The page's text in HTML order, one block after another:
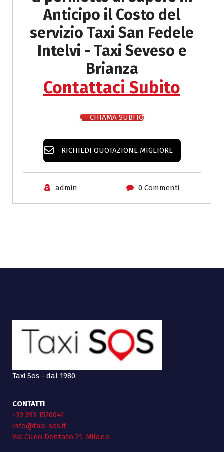
Anticipo ilCosto del
servizio Taxi San Fedele
Intelvi - Taxi Seveso e
Brianza
Contattaci Subito
CHIAMA SUBITO
RICHIEDI QUOTAZIONE MIGLIORE
admin 0 Commenti
Taxi Sos - dal 1980.
CONTATTI
+39 393 1520041
info@taxi-sos.it
Via Curio Dentato 21, Milano